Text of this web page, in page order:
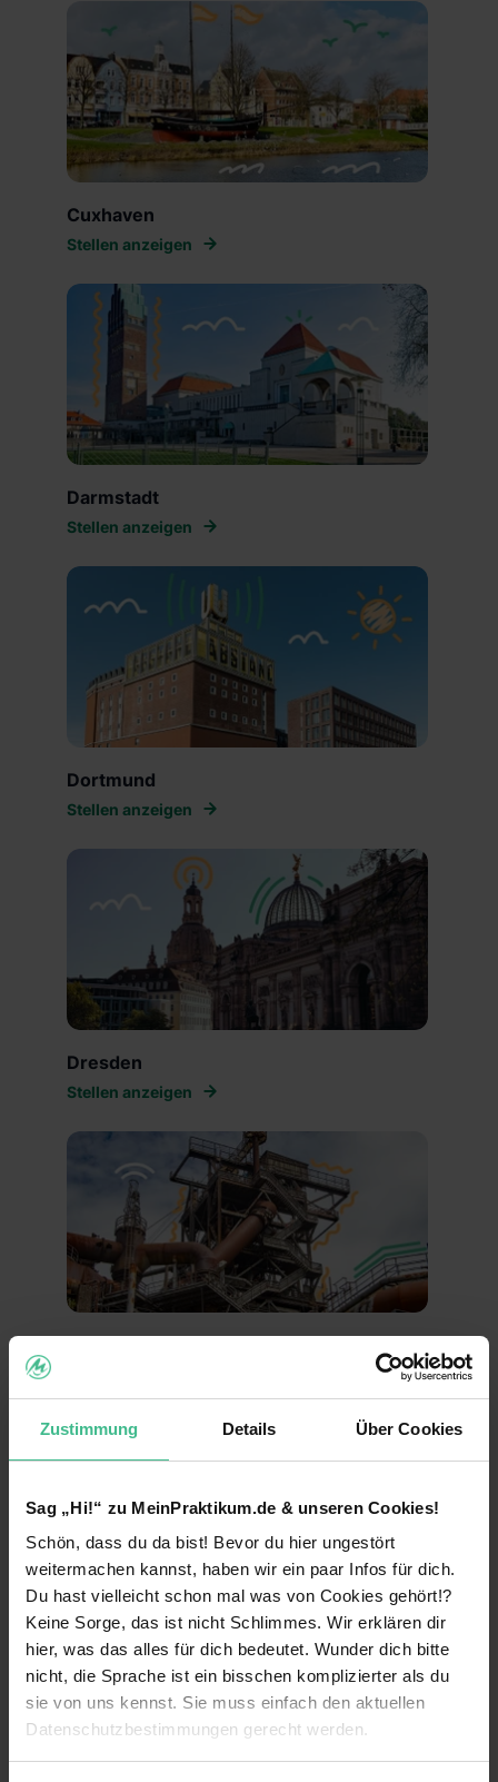
Zustimmung Details Über Cookies
Sag „Hi!“ zu MeinPraktikum.de & unseren Cookies!
Schön, dass du da bist! Bevor du hier ungestört
weitermachen kannst, haben wir ein paar Infos für dich.
Du hast vielleicht schon mal was von Cookies gehört!?
Keine Sorge, das ist nicht Schlimmes. Wir erklären dir
hier, was das alles für dich bedeutet. Wunder dich bitte
nicht, die Sprache ist ein bisschen komplizierter als du
sie von uns kennst. Sie muss einfach den aktuellen
Datenschutzbestimmungen gerecht werden.
Cuxhaven
Stellen anzeigen
Darmstadt
Stellen anzeigen
Dortmund
Stellen anzeigen
Dresden
Stellen anzeigen
Dülmen
Stellen anzeigen